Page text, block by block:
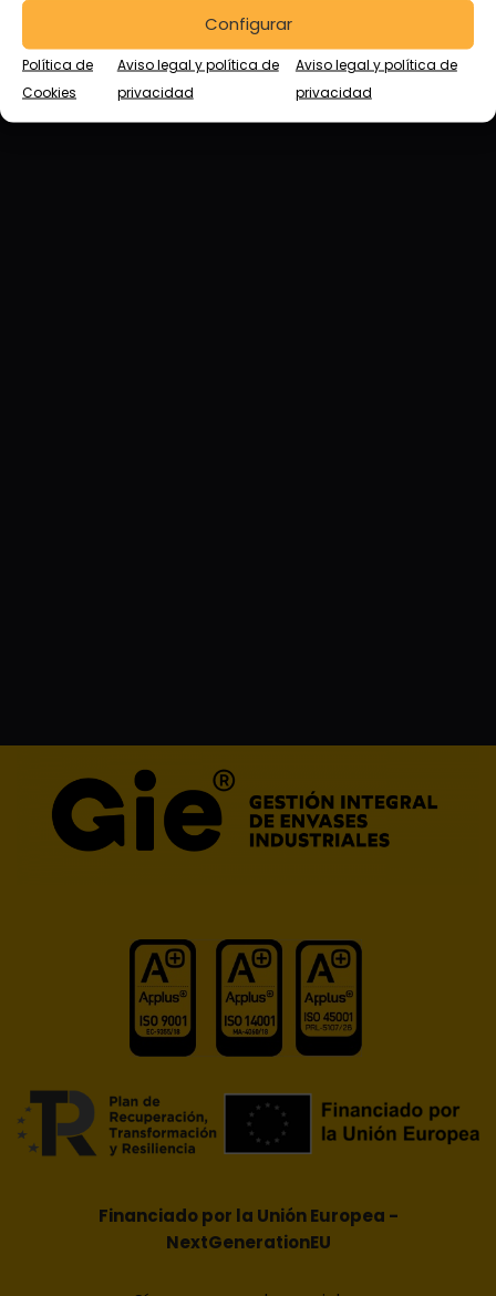
Configurar
Política de
Cookies
Aviso legal y política de
privacidad
Aviso legal y política de
privacidad
Financiado por la Unión Europea -
NextGenerationEU